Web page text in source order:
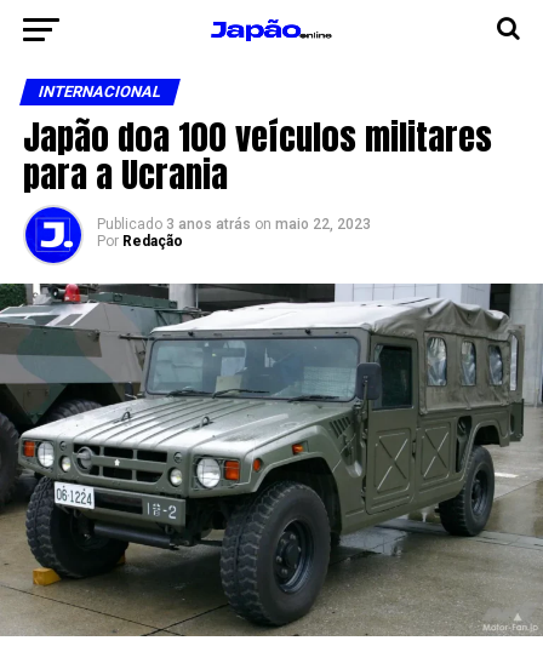
INTERNACIONAL
Japão doa 100 veículos militares
para a Ucrania
Publicado 3 anos atrás on maio 22, 2023
Por Redação